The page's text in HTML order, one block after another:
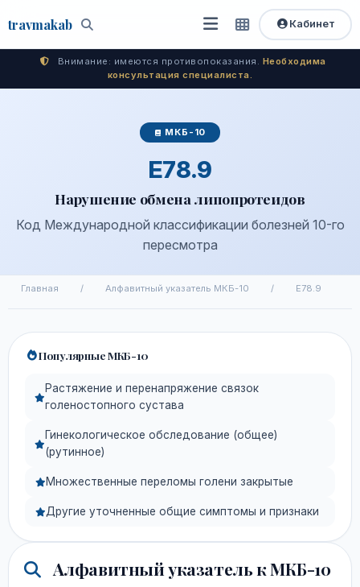
travmakab Поиск
Открыть
меню
Быстрый
доступ
Кабинет
Внимание: имеются противопоказания. Необходима
консультация специалиста.
МКБ-10
E78.9
Нарушение обмена липопротеидов
Код Международной классификации болезней 10-го
пересмотра
Главная / Алфавитный указатель МКБ-10 / E78.9
Популярные МКБ-10
Растяжение и перенапряжение связок
голеностопного сустава
Гинекологическое обследование (общее)
(рутинное)
Множественные переломы голени закрытые
Другие уточненные общие симптомы и признаки
Алфавитный указатель к МКБ-10